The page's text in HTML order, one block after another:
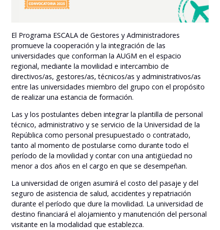
El Programa ESCALA de Gestores y Administradores
promueve la cooperación y la integración de las
universidades que conforman la AUGM en el espacio
regional, mediante la movilidad e intercambio de
directivos/as, gestores/as, técnicos/as y administrativos/as
entre las universidades miembro del grupo con el propósito
de realizar una estancia de formación.
Las y los postulantes deben integrar la plantilla de personal
técnico, administrativo y se servicio de la Universidad de la
República como personal presupuestado o contratado,
tanto al momento de postularse como durante todo el
período de la movilidad y contar con una antigüedad no
menor a dos años en el cargo en que se desempeñan.
La universidad de origen asumirá el costo del pasaje y del
seguro de asistencia de salud, accidentes y repatriación
durante el período que dure la movilidad. La universidad de
destino financiará el alojamiento y manutención del personal
visitante en la modalidad que establezca.